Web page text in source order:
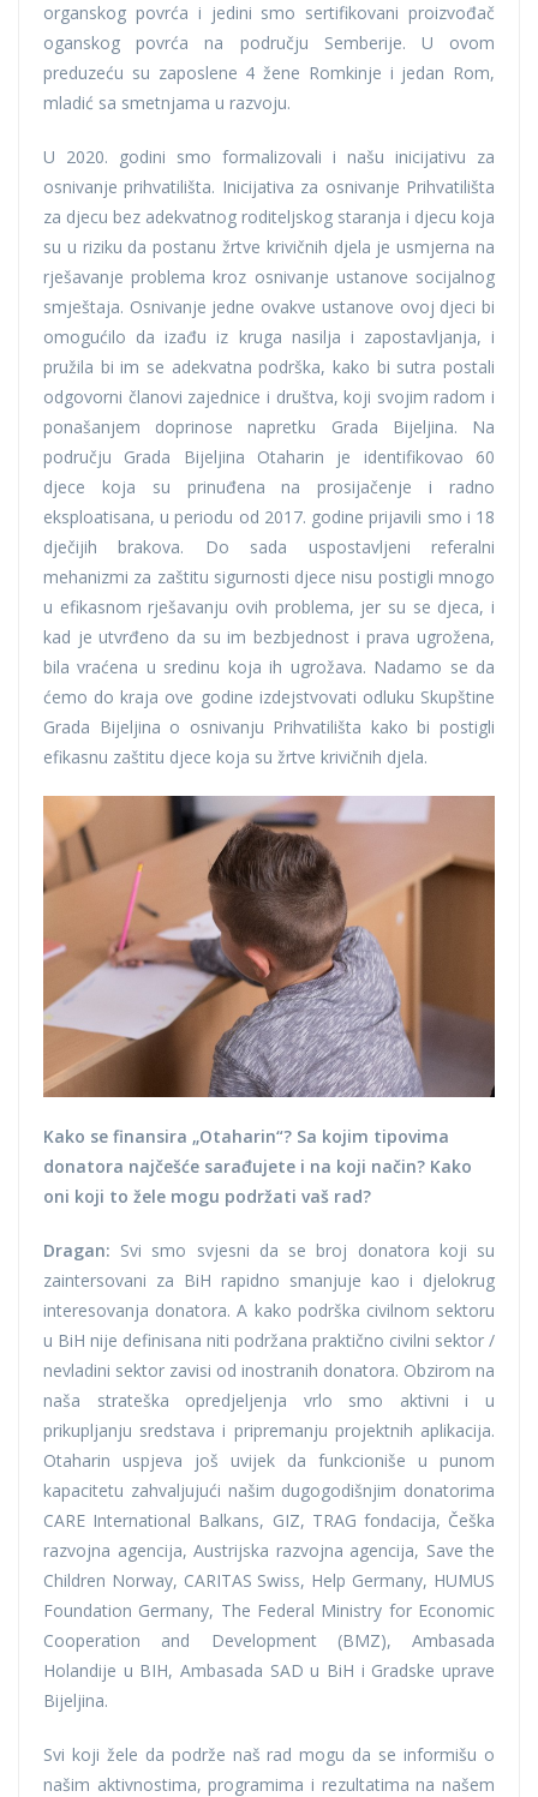
organskog povrća i jedini smo sertifikovani proizvođač
oganskog povrća na području Semberije. U ovom
preduzeću su zaposlene 4 žene Romkinje i jedan Rom,
mladić sa smetnjama u razvoju.
U 2020. godini smo formalizovali i našu inicijativu za
osnivanje prihvatilišta. Inicijativa za osnivanje Prihvatilišta
za djecu bez adekvatnog roditeljskog staranja i djecu koja
su u riziku da postanu žrtve krivičnih djela je usmjerna na
rješavanje problema kroz osnivanje ustanove socijalnog
smještaja. Osnivanje jedne ovakve ustanove ovoj djeci bi
omogućilo da izađu iz kruga nasilja i zapostavljanja, i
pružila bi im se adekvatna podrška, kako bi sutra postali
odgovorni članovi zajednice i društva, koji svojim radom i
ponašanjem doprinose napretku Grada Bijeljina. Na
području Grada Bijeljina Otaharin je identifikovao 60
djece koja su prinuđena na prosijačenje i radno
eksploatisana, u periodu od 2017. godine prijavili smo i 18
dječijih brakova. Do sada uspostavljeni referalni
mehanizmi za zaštitu sigurnosti djece nisu postigli mnogo
u efikasnom rješavanju ovih problema, jer su se djeca, i
kad je utvrđeno da su im bezbjednost i prava ugrožena,
bila vraćena u sredinu koja ih ugrožava. Nadamo se da
ćemo do kraja ove godine izdejstvovati odluku Skupštine
Grada Bijeljina o osnivanju Prihvatilišta kako bi postigli
efikasnu zaštitu djece koja su žrtve krivičnih djela.
Kako se finansira „Otaharin“? Sa kojim tipovima
donatora najčešće sarađujete i na koji način? Kako
oni koji to žele mogu podržati vaš rad?
Dragan: Svi smo svjesni da se broj donatora koji su
zaintersovani za BiH rapidno smanjuje kao i djelokrug
interesovanja donatora. A kako podrška civilnom sektoru
u BiH nije definisana niti podržana praktično civilni sektor /
nevladini sektor zavisi od inostranih donatora. Obzirom na
naša strateška opredjeljenja vrlo smo aktivni i u
prikupljanju sredstava i pripremanju projektnih aplikacija.
Otaharin uspjeva još uvijek da funkcioniše u punom
kapacitetu zahvaljujući našim dugogodišnjim donatorima
CARE International Balkans, GIZ, TRAG fondacija, Češka
razvojna agencija, Austrijska razvojna agencija, Save the
Children Norway, CARITAS Swiss, Help Germany, HUMUS
Foundation Germany, The Federal Ministry for Economic
Cooperation and Development (BMZ), Ambasada
Holandije u BIH, Ambasada SAD u BiH i Gradske uprave
Bijeljina.
Svi koji žele da podrže naš rad mogu da se informišu o
našim aktivnostima, programima i rezultatima na našem